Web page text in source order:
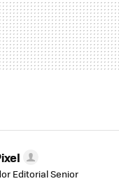
Editorial Senior